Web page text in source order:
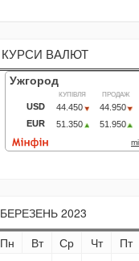
КУРСИ ВАЛЮТ
БЕРЕЗЕНЬ 2023
Пн
Вт Ср Чт Пт